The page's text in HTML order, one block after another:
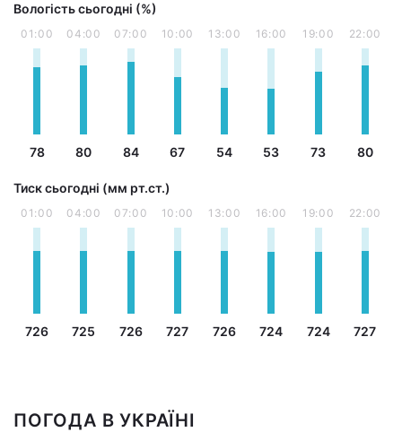
Вологість сьогодні (%)
01:00
78
04:00
80
07:00
84
10:00
67
13:00
54
16:00
53
19:00
73
22:00
80
Тиск сьогодні (мм рт.ст.)
01:00
726
04:00
725
07:00
726
10:00
727
13:00
726
16:00
724
19:00
724
22:00
727
ПОГОДА В УКРАЇНІ